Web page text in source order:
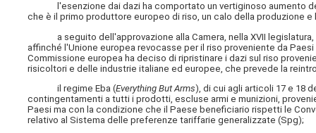
l'esenzione dai dazi ha comportato un vertiginoso aumento
che è il primo produttore europeo di riso, un calo della produzione
a seguito dell'approvazione alla Camera, nella XVII legislatura,
affinché l'Unione europea revocasse per il riso proveniente da
Commissione europea ha deciso di ripristinare i dazi sul riso
risicoltori e delle industrie italiane ed europee, che prevede la
il regime Eba (Everything But Arms), di cui agli articoli 17 e 18
contingentamenti a tutti i prodotti, escluse armi e munizioni,
Paesi ma con la condizione che il Paese beneficiario rispetti le
relativo al Sistema delle preferenze tariffarie generalizzate (Spg);